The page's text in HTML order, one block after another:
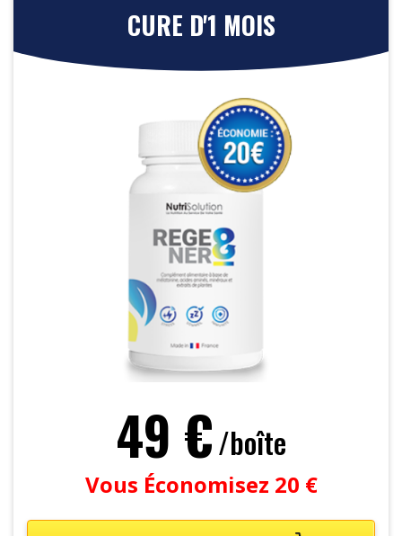
CURE D'1 MOIS
49 €/boîte
Vous Économisez 20 €